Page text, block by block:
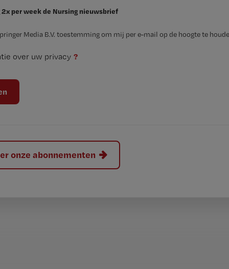
2x per week de Nursing nieuwsbrief
Media B.V. toestemming om mij per e-mail op de hoogte te
over uw privacy ?
onze abonnementen